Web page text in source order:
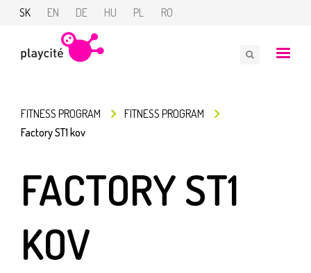
SK EN DE HU PL RO
FITNESS PROGRAM
FITNESS PROGRAM
Factory ST1 kov
FACTORY ST1
KOV